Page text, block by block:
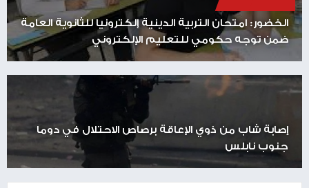
الخضور: امتحان التربية الدينية إلكترونيا للثانوية العامة
ضمن توجه حكومي للتعليم الإلكتروني
إصابة شاب من ذوي الإعاقة برصاص الاحتلال في دوما
جنوب نابلس